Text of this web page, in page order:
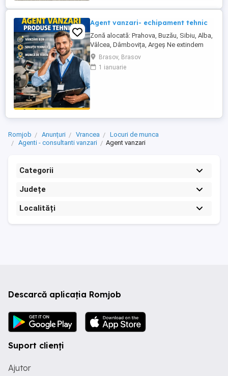
Agent vanzari- echipament tehnic
Zonă alocată: Prahova, Buzău, Sibiu, Alba,
Vâlcea, Dâmbovița, Argeș Ne extindem
echipa de vânzări și căutăm un Agent
Vânzări Soluții Tehnice, orientat către
rezultate, cu experiență în vânzări B2B și
Brasov, Brasov
1 ianuarie
Romjob Anunțuri Vrancea
Locuri de munca
Agenti - consultanti vanzari
Agent vanzari
Categorii
Județe
Localități
Descarcă aplicația Romjob
Suport clienți
Ajutor